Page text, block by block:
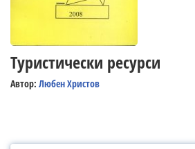
Туристически ресурси
Автор: Любен Христов